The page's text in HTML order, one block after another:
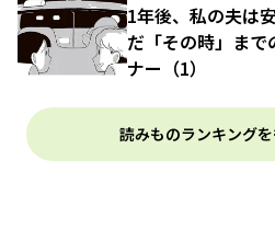
1年後、私の夫は
だ「その時」まで
ナー（1）
読みものランキング